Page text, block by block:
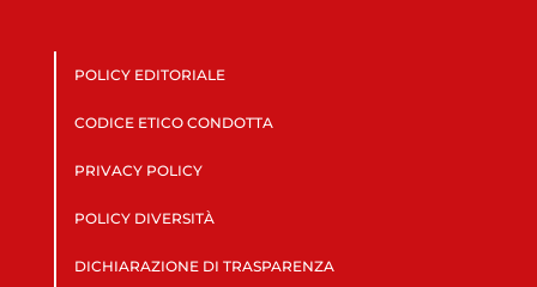
POLICY EDITORIALE
CODICE ETICO CONDOTTA
PRIVACY POLICY
POLICY DIVERSITÀ
DICHIARAZIONE DI TRASPARENZA